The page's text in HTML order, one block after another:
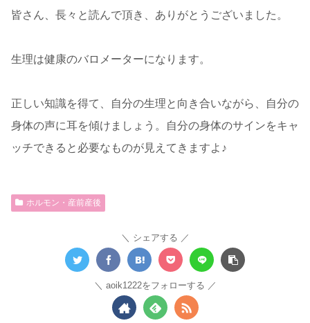
皆さん、長々と読んで頂き、ありがとうございました。
生理は健康のバロメーターになります。
正しい知識を得て、自分の生理と向き合いながら、自分の
身体の声に耳を傾けましょう。自分の身体のサインをキャ
ッチできると必要なものが見えてきますよ♪
ホルモン・産前産後
シェアする
aoik1222をフォローする